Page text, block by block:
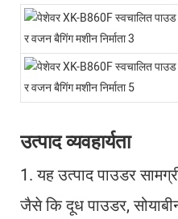
उत्पाद व्यवहार्यता
1. यह उत्पाद पाउडर
जैसे कि दूध पाउडर,